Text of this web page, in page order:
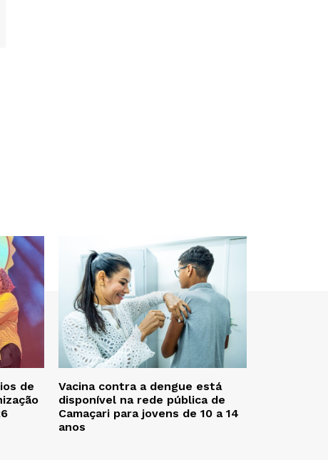
de
Vacina contra a dengue está
disponível na rede pública de
Camaçari para jovens de 10 a 14
anos